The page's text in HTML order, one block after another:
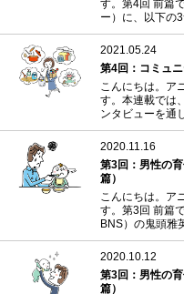
す。第4回 前篇
ー）に、以下の
2021.05.24
第4回：コミュ
こんにちは。ア
す。本連載では
ンタビューを通
2020.11.16
第3回：男性の
篇）
こんにちは。ア
す。第3回 前篇
BNS）の鬼頭雅
2020.10.12
第3回：男性の
篇）